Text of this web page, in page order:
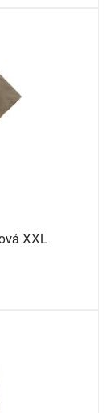
XXL